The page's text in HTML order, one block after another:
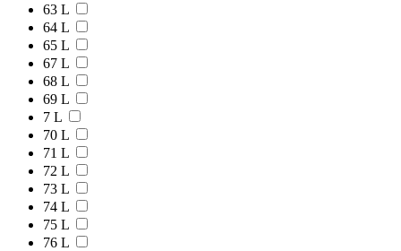
63 L
64 L
65 L
67 L
68 L
69 L
7 L
70 L
71 L
72 L
73 L
74 L
75 L
76 L